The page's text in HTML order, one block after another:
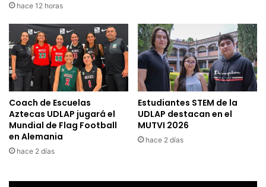
hace 12 horas
Coach de Escuelas
Aztecas UDLAP jugará el
Mundial de Flag Football
en Alemania
hace 2 días
Estudiantes STEM de la
UDLAP destacan en el
MUTVI 2026
hace 2 días